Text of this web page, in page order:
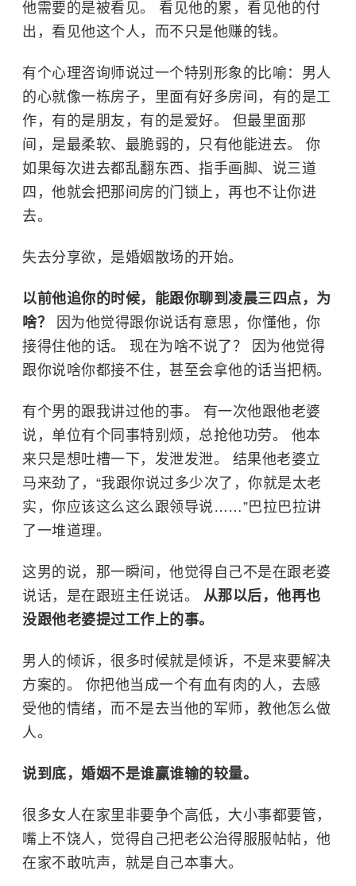
他需要的是被看见。 看见他的累，看见他的付
出，看见他这个人，而不只是他赚的钱。
有个心理咨询师说过一个特别形象的比喻：男人
的心就像一栋房子，里面有好多房间，有的是工
作，有的是朋友，有的是爱好。 但最里面那
间，是最柔软、最脆弱的，只有他能进去。 你
如果每次进去都乱翻东西、指手画脚、说三道
四，他就会把那间房的门锁上，再也不让你进
去。
失去分享欲，是婚姻散场的开始。
以前他追你的时候，能跟你聊到凌晨三四点，为
啥？
因为他觉得跟你说话有意思，你懂他，你
接得住他的话。 现在为啥不说了？ 因为他觉得
跟你说啥你都接不住，甚至会拿他的话当把柄。
有个男的跟我讲过他的事。 有一次他跟他老婆
说，单位有个同事特别烦，总抢他功劳。 他本
来只是想吐槽一下，发泄发泄。 结果他老婆立
马来劲了，“我跟你说过多少次了，你就是太老
实，你应该这么这么跟领导说……”巴拉巴拉讲
了一堆道理。
这男的说，那一瞬间，他觉得自己不是在跟老婆
说话，是在跟班主任说话。 从那以后，他再也
没跟他老婆提过工作上的事。
男人的倾诉，很多时候就是倾诉，不是来要解决
方案的。 你把他当成一个有血有肉的人，去感
受他的情绪，而不是去当他的军师，教他怎么做
人。
说到底，婚姻不是谁赢谁输的较量。
很多女人在家里非要争个高低，大小事都要管，
嘴上不饶人，觉得自己把老公治得服服帖帖，他
在家不敢吭声，就是自己本事大。